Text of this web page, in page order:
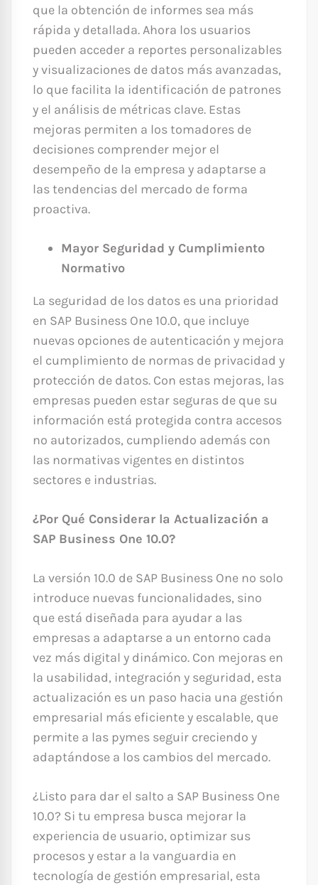
que la obtención de informes sea más
rápida y detallada. Ahora los usuarios
pueden acceder a reportes personalizables
y visualizaciones de datos más avanzadas,
lo que facilita la identificación de patrones
y el análisis de métricas clave. Estas
mejoras permiten a los tomadores de
decisiones comprender mejor el
desempeño de la empresa y adaptarse a
las tendencias del mercado de forma
proactiva.
Mayor Seguridad y Cumplimiento
Normativo
La seguridad de los datos es una prioridad
en SAP Business One 10.0, que incluye
nuevas opciones de autenticación y mejora
el cumplimiento de normas de privacidad y
protección de datos. Con estas mejoras, las
empresas pueden estar seguras de que su
información está protegida contra accesos
no autorizados, cumpliendo además con
las normativas vigentes en distintos
sectores e industrias.
¿Por Qué Considerar la Actualización a
SAP Business One 10.0?
La versión 10.0 de SAP Business One no solo
introduce nuevas funcionalidades, sino
que está diseñada para ayudar a las
empresas a adaptarse a un entorno cada
vez más digital y dinámico. Con mejoras en
la usabilidad, integración y seguridad, esta
actualización es un paso hacia una gestión
empresarial más eficiente y escalable, que
permite a las pymes seguir creciendo y
adaptándose a los cambios del mercado.
¿Listo para dar el salto a SAP Business One
10.0? Si tu empresa busca mejorar la
experiencia de usuario, optimizar sus
procesos y estar a la vanguardia en
tecnología de gestión empresarial, esta